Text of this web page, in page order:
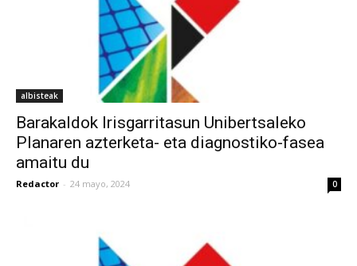
albisteak
Barakaldok Irisgarritasun Unibertsaleko
Planaren azterketa- eta diagnostiko-fasea
amaitu du
Redactor - 24 mayo, 2024 0